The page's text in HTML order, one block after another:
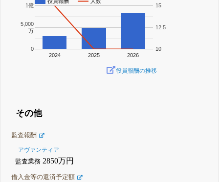
役員報酬 人数
2024 2025 2026
0
5,000
万
1億
10
12.5
15
役員報酬の推移
その他
監査報酬
アヴァンティア
監査業務 2850万円
借入金等の返済予定額